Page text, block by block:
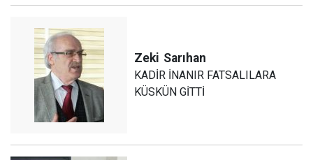
Zeki Sarıhan
KADİR İNANIR FATSALILARA
KÜSKÜN GİTTİ